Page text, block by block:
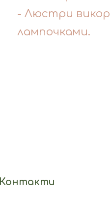
- Люстри
лампочками.
Контакти